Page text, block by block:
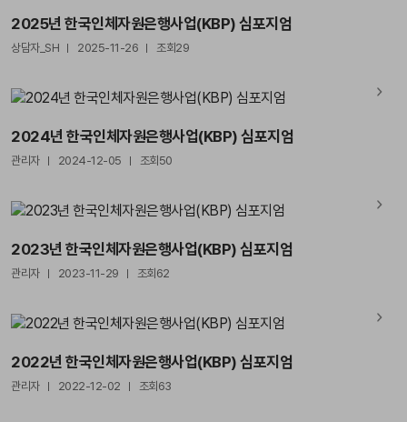
2025년 한국인체자원은행사업(KBP) 심포지엄
상담자_SH 2025-11-26 조회29
2024년 한국인체자원은행사업(KBP) 심포지엄
관리자 2024-12-05 조회50
2023년 한국인체자원은행사업(KBP) 심포지엄
관리자 2023-11-29 조회62
2022년 한국인체자원은행사업(KBP) 심포지엄
관리자 2022-12-02 조회63